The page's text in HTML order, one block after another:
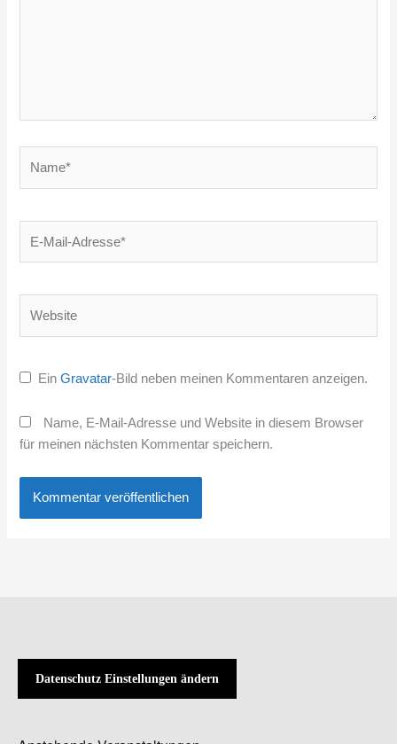
Mail-
EinGravatar-Bild neben meinen Kommentaren anzeigen.
Name, E-Mail-Adresse und Website in diesem Browser
für meinen nächsten Kommentar speichern.
Datenschutz Einstellungen ändern